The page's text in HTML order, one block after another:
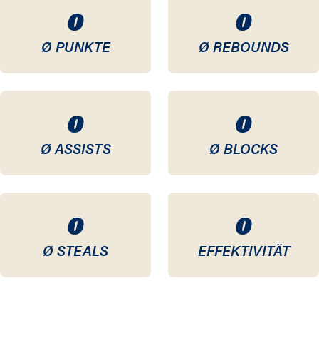
0
Ø PUNKTE
0
Ø REBOUNDS
0
Ø ASSISTS
0
Ø BLOCKS
0
Ø STEALS
0
EFFEKTIVITÄT